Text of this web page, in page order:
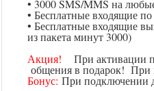
• 3000 SMS/MMS на
• Бесплатные входящие
• Бесплатные входящие
из пакета минут 3000)
Акция! При активации
общения в подарок! При
Бонус: При подключении